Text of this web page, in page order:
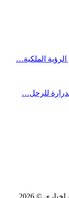
الملكية…
للرحل…